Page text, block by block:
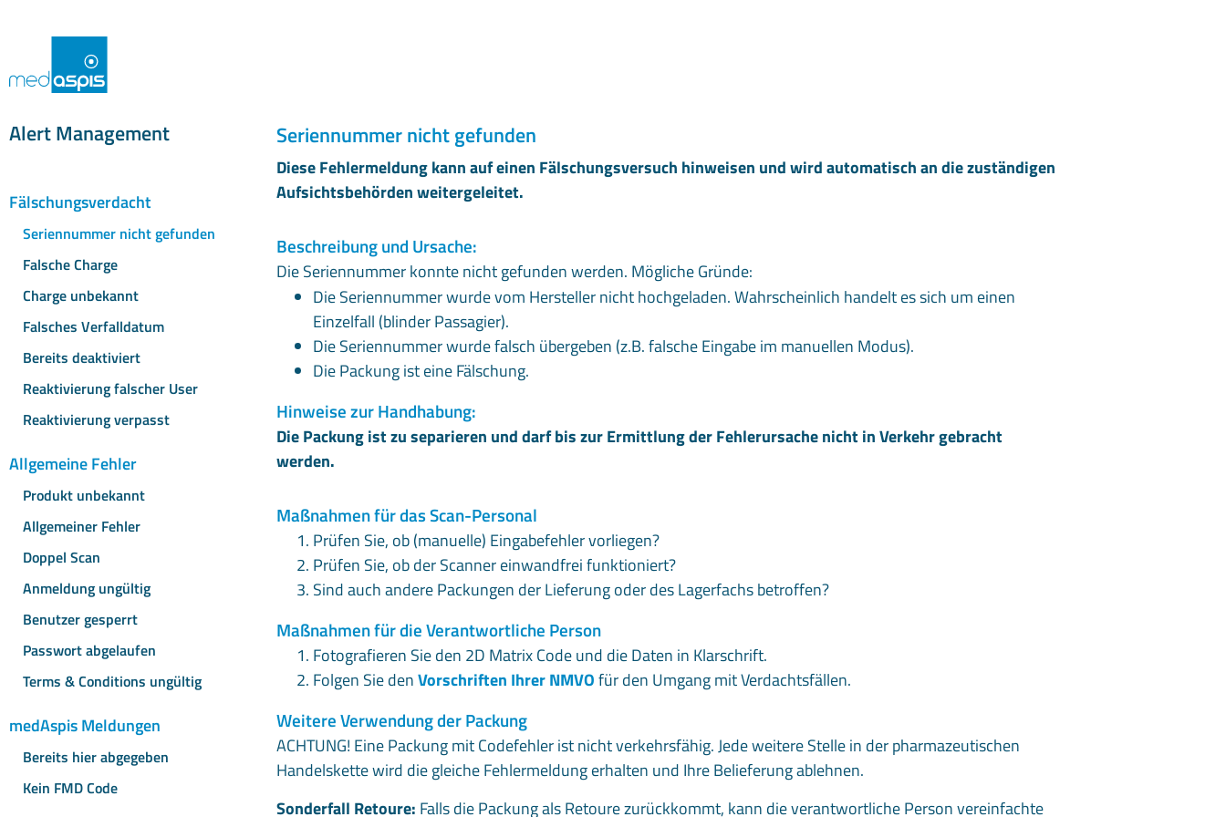
Alert Management
Fälschungsverdacht
Seriennummer nicht gefunden
Falsche Charge
Charge unbekannt
Falsches Verfalldatum
Bereits deaktiviert
Reaktivierung falscher User
Reaktivierung verpasst
Allgemeine Fehler
Produkt unbekannt
Allgemeiner Fehler
Doppel Scan
Anmeldung ungültig
Benutzer gesperrt
Passwort abgelaufen
Terms & Conditions ungültig
medAspis Meldungen
Bereits hier abgegeben
Kein FMD Code
Seriennummer nicht gefunden
Diese Fehlermeldung kann auf einen Fälschungsversuch hinweisen und wird automatisch an die zuständigen
Aufsichtsbehörden weitergeleitet.
Beschreibung und Ursache:
Die Seriennummer konnte nicht gefunden werden. Mögliche Gründe:
Die Seriennummer wurde vom Hersteller nicht hochgeladen. Wahrscheinlich handelt es sich um einen
Einzelfall (blinder Passagier).
Die Seriennummer wurde falsch übergeben (z.B. falsche Eingabe im manuellen Modus).
Die Packung ist eine Fälschung.
Hinweise zur Handhabung:
Die Packung ist zu separieren und darf bis zur Ermittlung der Fehlerursache nicht in Verkehr gebracht
werden.
Maßnahmen für das Scan-Personal
Prüfen Sie, ob (manuelle) Eingabefehler vorliegen?
Prüfen Sie, ob der Scanner einwandfrei funktioniert?
Sind auch andere Packungen der Lieferung oder des Lagerfachs betroffen?
Maßnahmen für die Verantwortliche Person
Fotografieren Sie den 2D Matrix Code und die Daten in Klarschrift.
Folgen Sie denVorschriften Ihrer NMVOfür den Umgang mit Verdachtsfällen.
Weitere Verwendung der Packung
ACHTUNG! Eine Packung mit Codefehler ist nicht verkehrsfähig. Jede weitere Stelle in der pharmazeutischen
Handelskette wird die gleiche Fehlermeldung erhalten und Ihre Belieferung ablehnen.
Sonderfall Retoure: Falls die Packung als Retoure zurückkommt, kann die verantwortliche Person vereinfachte